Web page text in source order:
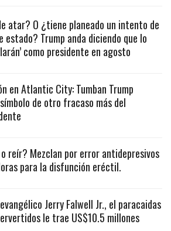
atar? O ¿tiene planeado un intento de
estado? Trump anda diciendo que lo
como presidente en agosto
en Atlantic City: Tumban Trump
de otro fracaso más del
reír? Mezclan por error antidepresivos
para la disfunción eréctil.
Jerry Falwell Jr., el paracaidas
le trae US$10.5 millones